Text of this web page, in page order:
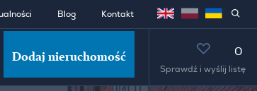
Blog Kontakt
Dodaj nieruchomość 0
Sprawdź i wyślij listę